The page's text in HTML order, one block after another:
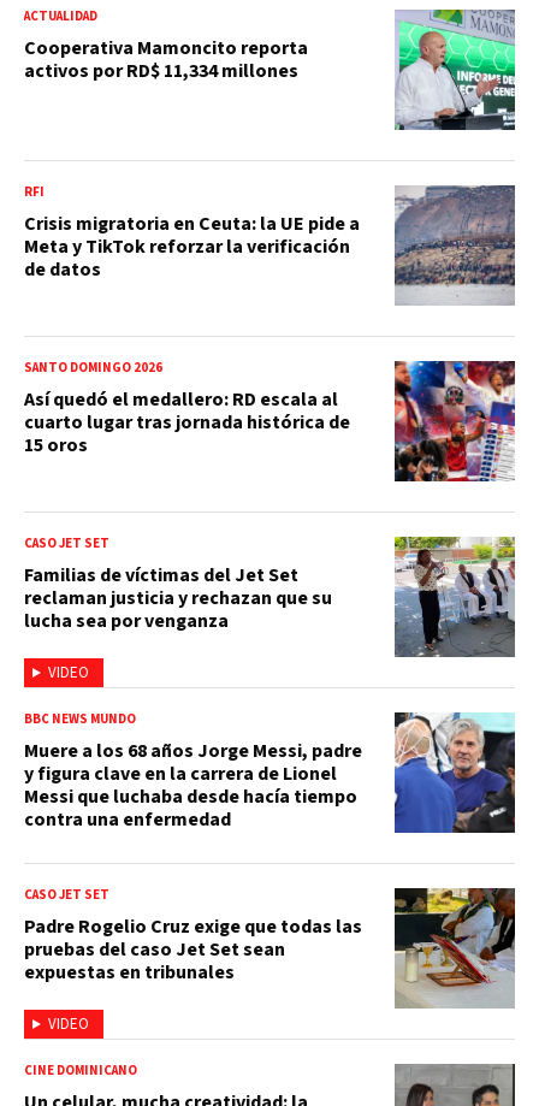
ACTUALIDAD
Cooperativa Mamoncito reporta
activos por RD$ 11,334 millones
RFI
Crisis migratoria en Ceuta: la UE pide a
Meta y TikTok reforzar la verificación
de datos
SANTO DOMINGO 2026
Así quedó el medallero: RD escala al
cuarto lugar tras jornada histórica de
15 oros
VIDEO
CASO JET SET
Familias de víctimas del Jet Set
reclaman justicia y rechazan que su
lucha sea por venganza
BBC NEWS MUNDO
Muere a los 68 años Jorge Messi, padre
y figura clave en la carrera de Lionel
Messi que luchaba desde hacía tiempo
contra una enfermedad
VIDEO
CASO JET SET
Padre Rogelio Cruz exige que todas las
pruebas del caso Jet Set sean
expuestas en tribunales
CINE DOMINICANO